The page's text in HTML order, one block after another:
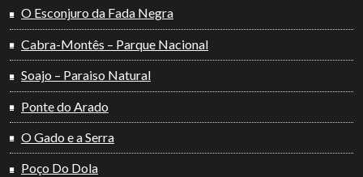
O Esconjuro da Fada Negra
Cabra-Montês – Parque Nacional
Soajo – Paraiso Natural
Ponte do Arado
O Gado e a Serra
Poço Do Dola